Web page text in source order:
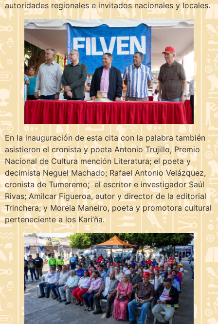
autoridades regionales e invitados nacionales y locales.
En la inauguración de esta cita con la palabra también
asistieron el cronista y poeta Antonio Trujillo, Premio
Nacional de Cultura mención Literatura; el poeta y
decimista Neguel Machado; Rafael Antonio Velázquez,
cronista de Tumeremo; el escritor e investigador Saúl
Rivas; Amilcar Figueroa, autor y director de la editorial
Trinchera; y Morela Maneiro, poeta y promotora cultural
perteneciente a los Kari’ña.